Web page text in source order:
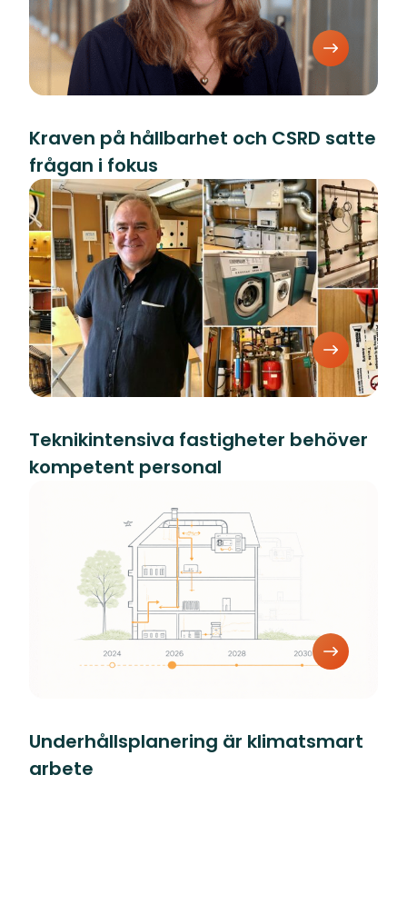
Kraven på hållbarhet och CSRD satte
frågan i fokus
Teknikintensiva fastigheter behöver
kompetent personal
Underhållsplanering är klimatsmart
arbete